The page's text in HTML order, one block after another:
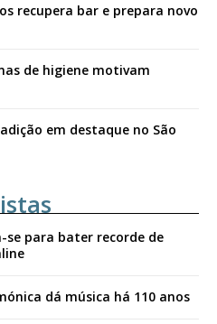
recupera bar e prepara novo
de higiene motivam
em destaque no São
se para bater recorde de
dá música há 110 anos